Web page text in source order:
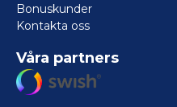
Bonuskunder
Kontakta oss
Våra partners